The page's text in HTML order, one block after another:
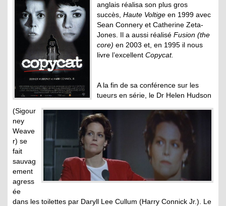
anglais réalisa son plus gros
succès, Haute Voltige en 1999 avec
Sean Connery et Catherine Zeta-
Jones. Il a aussi réalisé Fusion (the
core) en 2003 et, en 1995 il nous
livre l’excellent Copycat.
A la fin de sa conférence sur les
tueurs en série, le Dr Helen Hudson
(Sigour
ney
Weave
r) se
fait
sauvag
ement
agress
ée
dans les toilettes par Daryll Lee Cullum (Harry Connick Jr.). Le